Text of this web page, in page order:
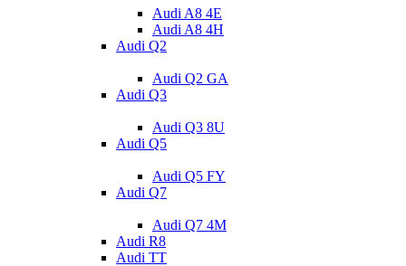
Audi A8 4E
Audi A8 4H
Audi Q2
Audi Q2 GA
Audi Q3
Audi Q3 8U
Audi Q5
Audi Q5 FY
Audi Q7
Audi Q7 4M
Audi R8
Audi TT